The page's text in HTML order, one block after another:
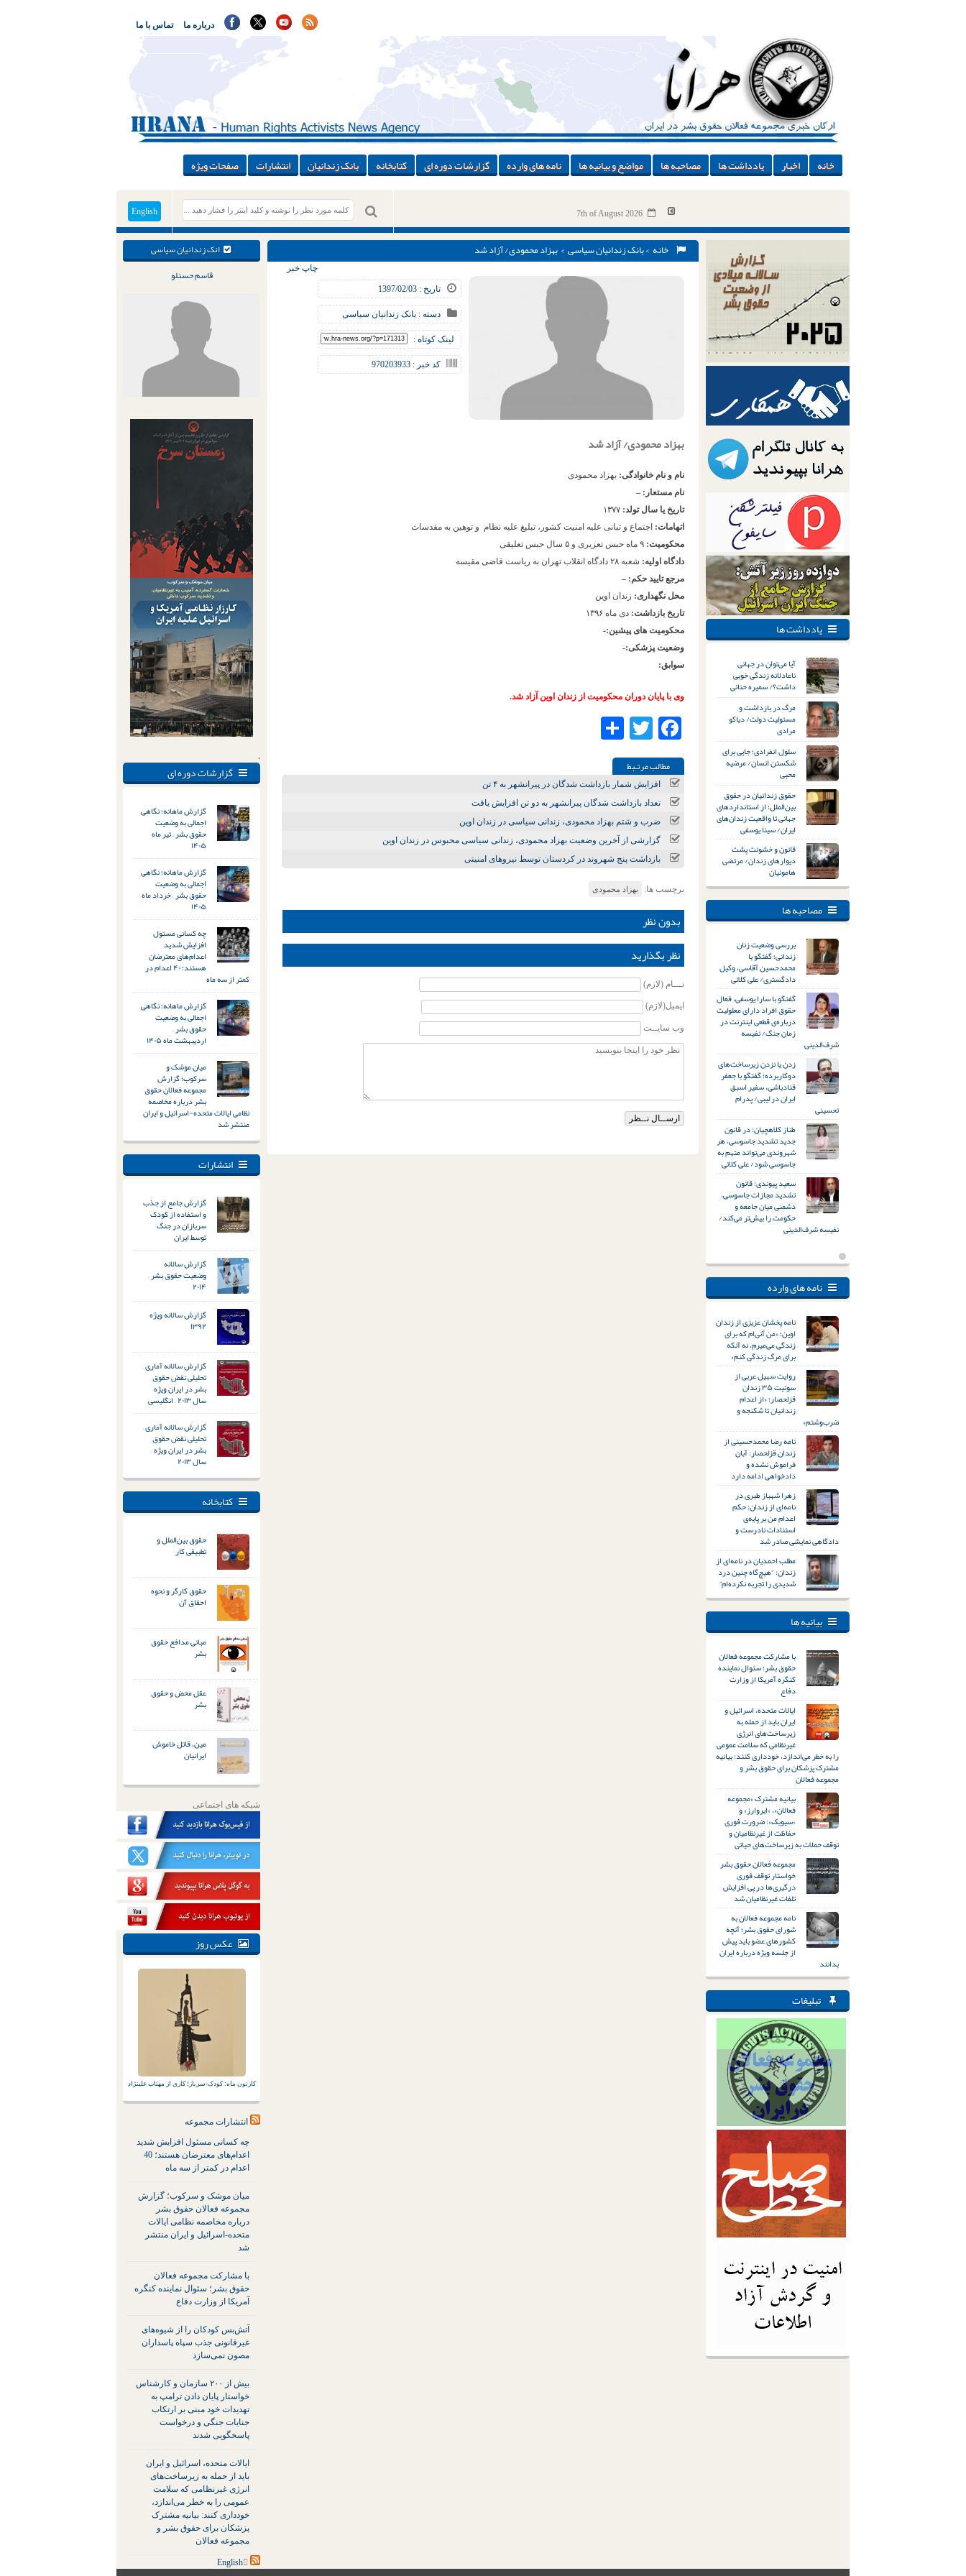
تماس با ما درباره ما
خانه اخبار یادداشت ها مصاحبه ها مواضع و بیانیه ها نامه های وارده گزارشات دوره ای کتابخانه بانک زندانیان انتشارات صفحات ویژه
English 7th of August 2026
انک زندانیان سیاسی
قاسم حسنلو
.
گزارشات دوره ای
گزارش ماهانه؛ نگاهی
اجمالی به وضعیت
حقوق بشر – تیر ماه
۱۴۰۵
گزارش ماهانه؛ نگاهی
اجمالی به وضعیت
حقوق بشر – خرداد ماه
۱۴۰۵
چه کسانی مسئول
افزایش شدید
اعدام‌های معترضان
هستند؛ ۴۰ اعدام در
کمتر از سه ماه
گزارش ماهانه؛ نگاهی
اجمالی به وضعیت
حقوق بشر –
اردیبهشت ماه ۱۴۰۵
میان موشک و
سرکوب؛ گزارش
مجموعه فعالان حقوق
بشر درباره مخاصمه
نظامی ایالات متحده-اسرائیل و ایران
منتشر شد
انتشارات
گزارش جامع از جذب
و استفاده از کودک
سربازان در جنگ
توسط ایران
گزارش سالانه
وضعیت حقوق بشر –
۲۰۱۴
گزارش سالانه ویژه
۱۳۹۲
گزارش سالانه آماری –
تحلیلی نقض حقوق
بشر در ایران ویژه
سال ۲۰۱۳ – انگلیسی
گزارش سالانه آماری –
تحلیلی نقض حقوق
بشر در ایران ویژه
سال ۲۰۱۳
کتابخانه
حقوق بین‌الملل و
تطبیقی کار
حقوق کارگر و نحوه
احقاق آن
مبانی مدافع حقوق
بشر
عقل محض و حقوق
بشر
مین، قاتل خاموش
ایرانیان
شبکه های اجتماعی
عکس روز
کارتون ماه: کودک-سرباز؛ کاری از مهتاب علینژاد
انتشارات مجموعه
چه کسانی مسئول افزایش شدید
اعدام‌های معترضان هستند؛ 40
اعدام در کمتر از سه ماه
میان موشک و سرکوب؛ گزارش
مجموعه فعالان حقوق بشر
درباره مخاصمه نظامی ایالات
متحده-اسرائیل و ایران منتشر
شد
با مشارکت مجموعه فعالان
حقوق بشر؛ سئوال نماینده کنگره
آمریکا از وزارت دفاع
آتش‌بس کودکان را از شیوه‌های
غیرقانونی جذب سپاه پاسداران
مصون نمی‌سازد
بیش از ۲۰۰ سازمان و کارشناس
خواستار پایان دادن ترامپ به
تهدیدات خود مبنی بر ارتکاب
جنایات جنگی و درخواست
پاسخگویی شدند
ایالات متحده، اسرائیل و ایران
باید از حمله به زیرساخت‌های
انرژی غیرنظامی که سلامت
عمومی را به خطر می‌اندازد،
خودداری کنند: بیانیه مشترک
پزشکان برای حقوق بشر و
مجموعه فعالان
خانه >بانک زندانیان سیاسی> بهزاد محمودی/ آزاد شد
تاریخ : 1397/02/03
دسته : بانک زندانیان سیاسی
لینک کوتاه :
کد خبر : 970203933
چاپ خبر
بهزاد محمودی/ آزاد شد
نام و نام خانوادگی: بهزاد محمودی
نام مستعار: –
تاریخ یا سال تولد:
اتهامات: اجتماع و تبانی علیه امنیت کشور، تبلیغ علیه نظام و توهین به مقدسات
محکومیت:
دادگاه اولیه: شعبه ۲۸ دادگاه انقلاب تهران به ریاست قاضی مقیسه
مرجع تایید حکم: –
محل نگهداری: زندان اوین
تاریخ بازداشت: دی ماه ۱۳۹۶
محکومیت های پیشین:-
وضعیت پزشکی:-
سوابق:
وی با پایان دوران محکومیت از زندان اوین آزاد شد.
Facebook
Twitter
مطالب مرتـبط
افزایش شمار بازداشت شدگان در پیرانشهر به ۴ تن
تعداد بازداشت شدگان پیرانشهر به دو تن افزایش یافت
ضرب و شتم بهزاد محمودی، زندانی سیاسی در زندان اوین
گزارشی از آخرین وضعیت بهزاد محمودی، زندانی سیاسی محبوس در زندان اوین
بازداشت پنج شهروند در کردستان توسط نیروهای امنیتی
برچسب ها: بهزاد محمودی
بدون نظر
نظر بگذارید
نـــام (لازم)
ایمیل(لازم)
وب سایــت
یادداشت ها
آیا می‌توان در جهانی
ناعادلانه زندگی خوبی
داشت؟/ سمیره حنائی
مرگ در بازداشت و
مسئولیت دولت/ دیاکو
مرادی
سلول انفرادی؛ جایی برای
شکستن انسان/ مرضیه
محبی
حقوق زندانیان در حقوق
بین‌الملل؛ از استانداردهای
جهانی تا واقعیت زندان‌های
ایران/ سینا یوسفی
قانون و خشونت پشت
دیوارهای زندان/ مرتضی
هامونیان
مصاحبه ها
بررسی وضعیت زنان
زندانی؛ گفتگو با
محمدحسین آقاسی، وکیل
دادگستری/ علی کلائی
گفتگو با سارا یوسفی، فعال
حقوق افراد دارای معلولیت
درباره‌ی قطعی اینترنت در
زمان جنگ/ نفیسه
شرف‌الدینی
زدن یا نزدن زیرساخت‌های
دوکاربرده؛ گفتگو با جعفر
قنادباشی، سفیر اسبق
ایران در لیبی/ پدرام
تحسینی
طناز کلاهچیان: در قانون
جدید تشدید جاسوسی، هر
شهروندی می‌تواند متهم به
جاسوسی شود/ علی کلائی
سعید پیوندی: قانون
تشدید مجازات جاسوسی،
دشمنی میان جامعه و
حکومت را بیش‌تر می‌کند/
نفیسه شرف‌الدینی
نامه های وارده
نامه پخشان عزیزی از زندان
اوین؛ «من آنی‌ام که برای
زندگی می‌میرم، نه آنکه
برای مرگ زندگی کنم»
روایت سهیل عربی از
سوئیت ۳۵ زندان
قزلحصار؛ «از اعدام
زندانیان تا شکنجه و
ضرب‌وشتم»
نامه رضا محمدحسینی از
زندان قزلحصار: آبان
فراموش نشده و
دادخواهی ادامه دارد
زهرا شهباز طبری در
نامه‌ای از زندان: حکم
اعدام من بر پایه‌ی
استنادات نادرست و
دادگاهی نمایشی صادر شد
مطلب احمدیان در نامه‌ای از
زندان: “هیچ‌گاه چنین درد
شدیدی را تجربه نکرده‌ام”
بیانیه ها
با مشارکت مجموعه فعالان
حقوق بشر؛ سئوال نماینده
کنگره آمریکا از وزارت
دفاع
ایالات متحده، اسرائیل و
ایران باید از حمله به
زیرساخت‌های انرژی
غیرنظامی که سلامت عمومی
را به خطر می‌اندازد، خودداری کنند: بیانیه
مشترک پزشکان برای حقوق بشر و
مجموعه فعالان
بیانیه مشترک «مجموعه
فعالان»، «ایروارز» و
«سیویک»: ضرورت فوری
حفاظت از غیرنظامیان و
توقف حملات به زیرساخت‌های حیاتی
مجموعه فعالان حقوق بشر
خواستار توقف فوری
درگیری‌ها در پی افزایش
تلفات غیرنظامیان شد
نامه مجموعه فعالان به
شورای حقوق بشر؛ آنچه
کشورهای عضو باید پیش
از جلسه ویژه درباره ایران
بدانند
تبلیغات